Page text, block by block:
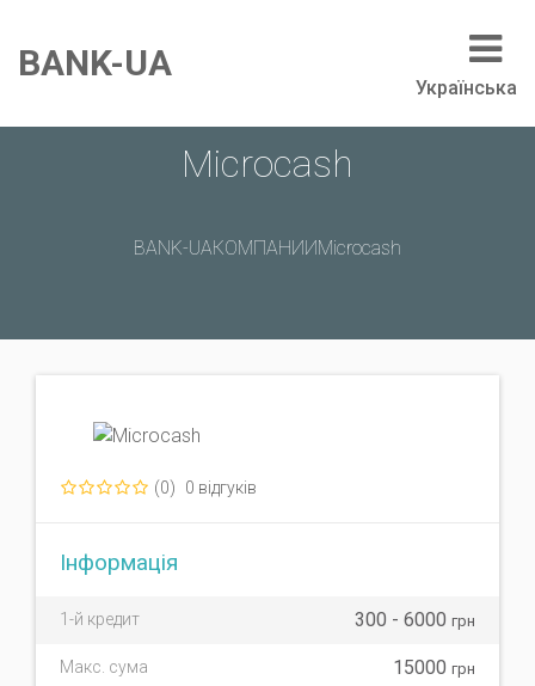
BANK-UA
Українська
Microcash
BANK-UAКОМПАНИИMicrocash
(0) 0 відгуків
Інформація
1-й кредит 300 - 6000 грн
Макс. сума 15000 грн